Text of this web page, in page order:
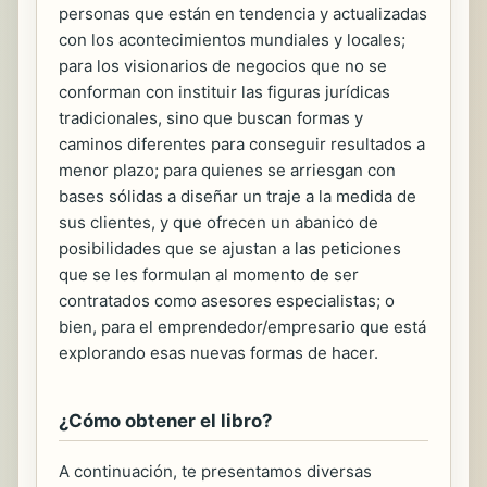
personas que están en tendencia y actualizadas
con los acontecimientos mundiales y locales;
para los visionarios de negocios que no se
conforman con instituir las figuras jurídicas
tradicionales, sino que buscan formas y
caminos diferentes para conseguir resultados a
menor plazo; para quienes se arriesgan con
bases sólidas a diseñar un traje a la medida de
sus clientes, y que ofrecen un abanico de
posibilidades que se ajustan a las peticiones
que se les formulan al momento de ser
contratados como asesores especialistas; o
bien, para el emprendedor/empresario que está
explorando esas nuevas formas de hacer.
¿Cómo obtener el libro?
A continuación, te presentamos diversas